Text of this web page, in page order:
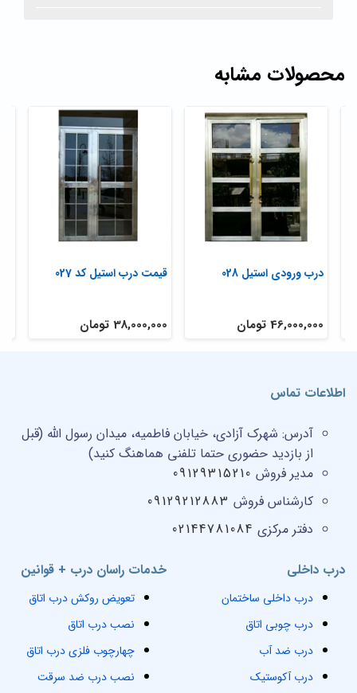
محصولات مشابه
قیمت درب استیل کد 027
38,000,000 تومان
درب ورودی استیل 028
46,000,000 تومان
خدمات راسان درب + قوانین
تعویض روکش درب اتاق
نصب درب اتاق
چهارچوب فلزی درب اتاق
نصب درب ضد سرقت
درب داخلی
درب داخلی ساختمان
درب چوبی اتاق
درب ضد آب
درب آکوستیک
اطلاعات تماس
آدرس: شهرک آزادی، خیابان فاطمیه، میدان رسول الله (قبل
از بازدید حضوری حتما تلفنی هماهنگ کنید)
مدیر فروش 09129315210
کارشناس فروش 09129212883
دفتر مرکزی 02144781084